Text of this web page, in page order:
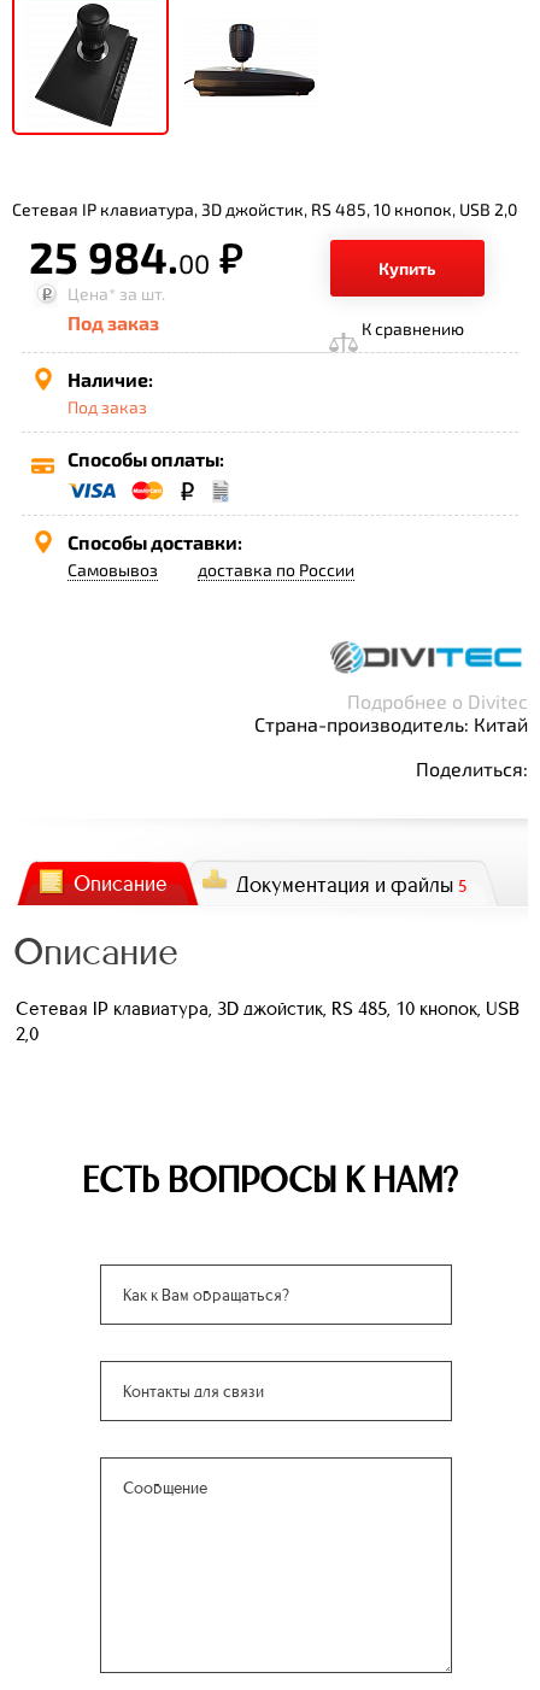
Сетевая IP клавиатура, 3D джойстик, RS 485, 10 кнопок, USB 2,0
25 984.00 р.
Купить
Цена* за шт.
Под заказ К сравнению
Наличие:
Под заказ
Способы оплаты:
Способы доставки:
Самовывоз доставка по России
Подробнее о Divitec
Страна-производитель: Китай
Поделиться:
Описание Документация и файлы 5
Описание
Сетевая IP клавиатура, 3D джойстик, RS 485, 10 кнопок, USB
2,0
ЕСТЬ ВОПРОСЫ К НАМ?